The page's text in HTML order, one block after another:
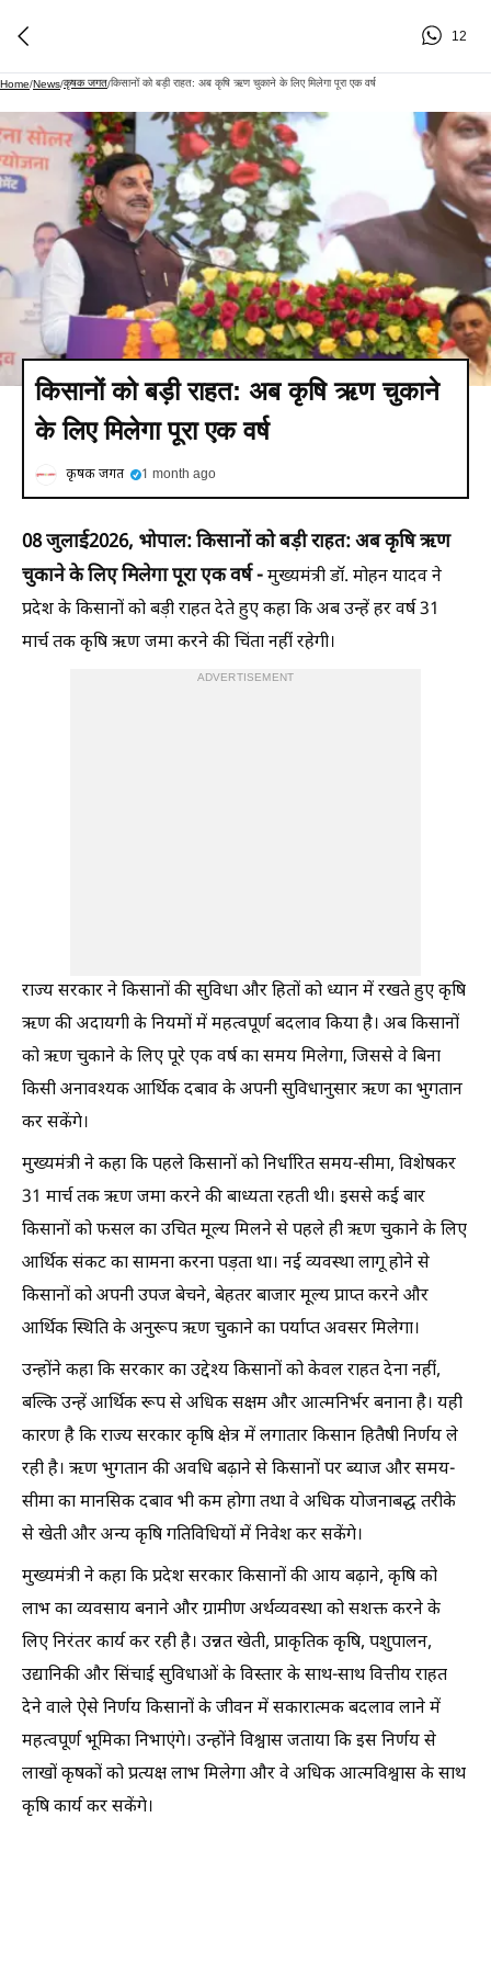
12
Home/News/कृषक जगत/किसानों को बड़ी राहत: अब कृषि ऋण चुकाने के लिए मिलेगा पूरा एक वर्ष
किसानों को बड़ी राहत: अब कृषि ऋण चुकाने
के लिए मिलेगा पूरा एक वर्ष
कृषक जगत 1 month ago
08 जुलाई2026, भोपाल: किसानों को बड़ी राहत: अब कृषि ऋण
चुकाने के लिए मिलेगा पूरा एक वर्ष -मुख्यमंत्री डॉ. मोहन यादव ने
प्रदेश के किसानों को बड़ी राहत देते हुए कहा कि अब उन्हें हर वर्ष 31
मार्च तक कृषि ऋण जमा करने की चिंता नहीं रहेगी।
ADVERTISEMENT
राज्य सरकार ने किसानों की सुविधा और हितों को ध्यान में रखते हुए कृषि
ऋण की अदायगी के नियमों में महत्वपूर्ण बदलाव किया है। अब किसानों
को ऋण चुकाने के लिए पूरे एक वर्ष का समय मिलेगा, जिससे वे बिना
किसी अनावश्यक आर्थिक दबाव के अपनी सुविधानुसार ऋण का भुगतान
कर सकेंगे।
मुख्यमंत्री ने कहा कि पहले किसानों को निर्धारित समय-सीमा, विशेषकर
31 मार्च तक ऋण जमा करने की बाध्यता रहती थी। इससे कई बार
किसानों को फसल का उचित मूल्य मिलने से पहले ही ऋण चुकाने के लिए
आर्थिक संकट का सामना करना पड़ता था। नई व्यवस्था लागू होने से
किसानों को अपनी उपज बेचने, बेहतर बाजार मूल्य प्राप्त करने और
आर्थिक स्थिति के अनुरूप ऋण चुकाने का पर्याप्त अवसर मिलेगा।
उन्होंने कहा कि सरकार का उद्देश्य किसानों को केवल राहत देना नहीं,
बल्कि उन्हें आर्थिक रूप से अधिक सक्षम और आत्मनिर्भर बनाना है। यही
कारण है कि राज्य सरकार कृषि क्षेत्र में लगातार किसान हितैषी निर्णय ले
रही है। ऋण भुगतान की अवधि बढ़ाने से किसानों पर ब्याज और समय-
सीमा का मानसिक दबाव भी कम होगा तथा वे अधिक योजनाबद्ध तरीके
से खेती और अन्य कृषि गतिविधियों में निवेश कर सकेंगे।
मुख्यमंत्री ने कहा कि प्रदेश सरकार किसानों की आय बढ़ाने, कृषि को
लाभ का व्यवसाय बनाने और ग्रामीण अर्थव्यवस्था को सशक्त करने के
लिए निरंतर कार्य कर रही है। उन्नत खेती, प्राकृतिक कृषि, पशुपालन,
उद्यानिकी और सिंचाई सुविधाओं के विस्तार के साथ-साथ वित्तीय राहत
देने वाले ऐसे निर्णय किसानों के जीवन में सकारात्मक बदलाव लाने में
महत्वपूर्ण भूमिका निभाएंगे। उन्होंने विश्वास जताया कि इस निर्णय से
लाखों कृषकों को प्रत्यक्ष लाभ मिलेगा और वे अधिक आत्मविश्वास के साथ
कृषि कार्य कर सकेंगे।